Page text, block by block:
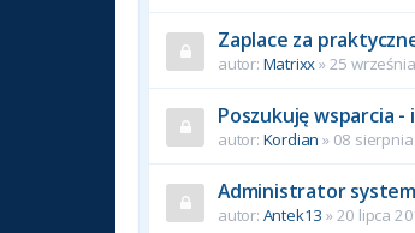
Zaplace za
autor: Matrixx» 25
Poszukuję wsparcia
autor: Kordian » 08
Administrator
autor: Antek13 » 20 lipca